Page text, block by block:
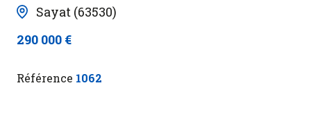
Sayat (63530)
290 000 €
Référence 1062